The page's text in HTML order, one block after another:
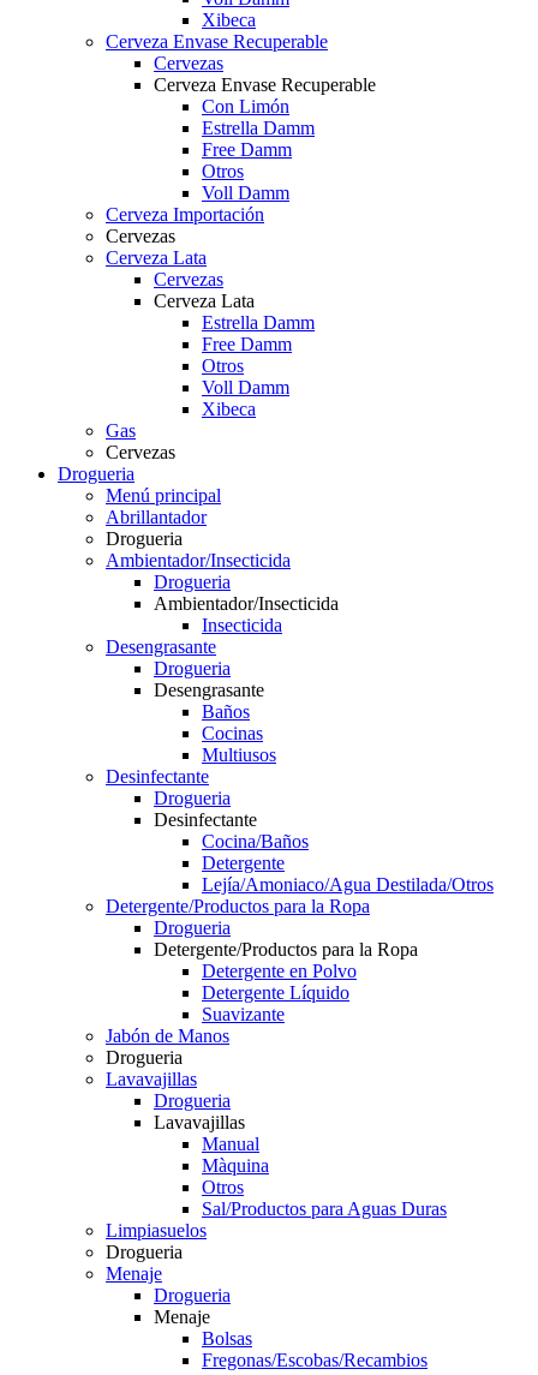
Xibeca
Cerveza Envase Recuperable
Cervezas
Cerveza Envase Recuperable
Con Limón
Estrella Damm
Free Damm
Otros
Voll Damm
Cerveza Importación
Cervezas
Cerveza Lata
Cervezas
Cerveza Lata
Estrella Damm
Free Damm
Otros
Voll Damm
Xibeca
Gas
Cervezas
Drogueria
Menú principal
Abrillantador
Drogueria
Ambientador/Insecticida
Drogueria
Ambientador/Insecticida
Insecticida
Desengrasante
Drogueria
Desengrasante
Baños
Cocinas
Multiusos
Desinfectante
Drogueria
Desinfectante
Cocina/Baños
Detergente
Lejía/Amoniaco/Agua Destilada/Otros
Detergente/Productos para la Ropa
Drogueria
Detergente/Productos para la Ropa
Detergente en Polvo
Detergente Líquido
Suavizante
Jabón de Manos
Drogueria
Lavavajillas
Drogueria
Lavavajillas
Manual
Màquina
Otros
Sal/Productos para Aguas Duras
Limpiasuelos
Drogueria
Menaje
Drogueria
Menaje
Bolsas
Fregonas/Escobas/Recambios